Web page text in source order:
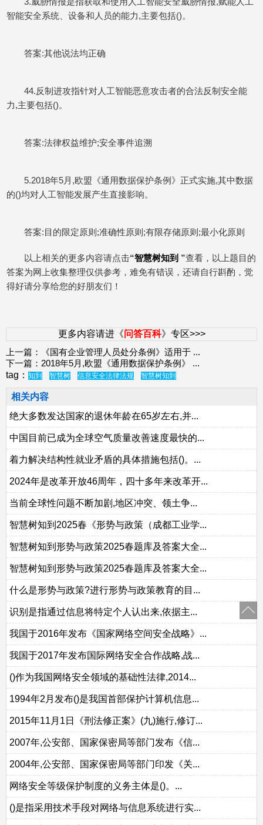
智能安全系统、设备和人员的能力,主要包括()。
答案:其他说法均正确
44.反制进攻指针对人工智能恶意攻击者的合法反制安全能
力,主要包括()。
答案:法律权益维护;安全事件追溯
5.2018年5月,欧盟《通用数据保护条例》正式实施,其中数据
的()均对人工智能发展产生直接影响。
答案:目的限定原则;准确性原则;有限存储原则;最小化原则
以上相关的更多内容请点击“智慧树知到 ”查看，以上题目的
答案为网上收集整理仅供参考，难免有错误，还请自行斟酌，觉
得好请分享给您的好朋友们！
更多内容请进《问答百科》专区>>>
上一篇：
《国有企业管理人员处分条例》适用于 ...
下一篇： 2018年5月,欧盟《通用数据保护条例》
...
tag： 知到 智慧树 信息安全法律法规 智慧树知到
相关内容
绝大多数发达国家的退休年龄在65岁左右,并...
中国目前已成为全球空气质量改善速度最快的...
着力解决结构性就业矛盾的具体措施包括()。...
2024年是改革开放46周年，四十多年来改革开...
当前全球性问题不断加剧,地区冲突、领土争...
智慧树知到2025春《形势与政策（成都工业学...
智慧树知到形势与政策2025春题库及答案大全...
智慧树知到形势与政策2025春题库及答案大全...
什么是形势与政策?进行形势与政策教育的目...
识别是指通过信息将特定个人认出来,依据主...
我国于2016年发布《国家网络空间安全战略》...
我国于2017年发布国际网络安全合作战略,战...
()作为我国网络安全领域的基础性法律,2014...
1994年2月发布()是我国首部保护计算机信息...
2015年11月1日《刑法修正案》(九)施行,修订...
2007年,公安部、国家保密局等部门发布《信...
2004年,公安部、国家保密局等部门印发《关...
网络安全等级保护制度的义务主体是()。...
()是指采用技术手段对网络与信息系统进行实...